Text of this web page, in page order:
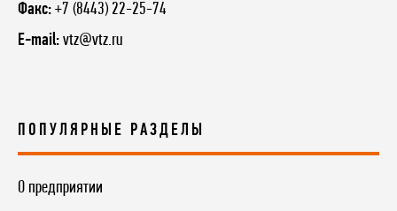
Факс: +7 (8443) 22-25-74
E-mail: vtz@vtz.ru
ПОПУЛЯРНЫЕ РАЗДЕЛЫ
О предприятии